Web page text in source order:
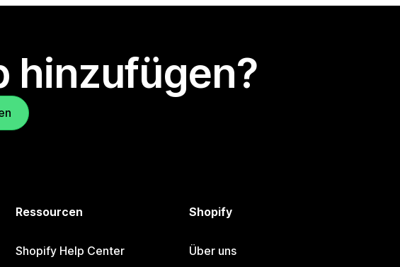
hinzufügen?
Ressourcen
Shopify Help Center
Shopify
Über uns